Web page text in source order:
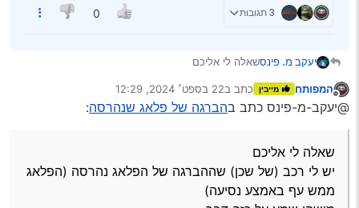
3 תגובות 0
יעקב מ. פינסשאלה לי אליכם
(הפלאג ממש עף באמצע נסיעה)
מישהו שמע על כזה דבר
תודה מראש המפותח מייבין כתב ב22 בספט׳ 2024, 12:29
נערך לאחרונה על ידי
@יעקב-מ-פינס כתב בהברגה של פלאג שנהרסה:
שאלה לי אליכם
יש לי רכב (של שכן) שההברגה של הפלאג נהרסה (הפלאג
ממש עף באמצע נסיעה)